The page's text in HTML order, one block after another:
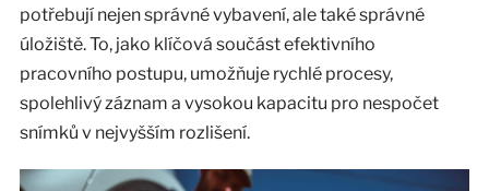
potřebují nejen správné vybavení, ale také správné
úložiště. To, jako klíčová součást efektivního
pracovního postupu, umožňuje rychlé procesy,
spolehlivý záznam a vysokou kapacitu pro nespočet
snímků v nejvyšším rozlišení.